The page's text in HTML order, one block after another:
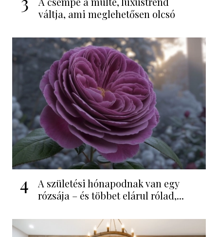
váltja, ami meglehetősen olcsó
4
A születési hónapodnak van egy
rózsája – és többet elárul rólad,...